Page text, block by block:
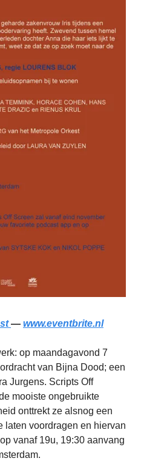
— www.eventbrite.nl
op maandagavond 7
van Bijna Dood; een
Jurgens. Scripts Off
mooiste ongebruikte
onttrekt ze alsnog een
laten voordragen en hiervan
vanaf 19u, 19:30 aanvang